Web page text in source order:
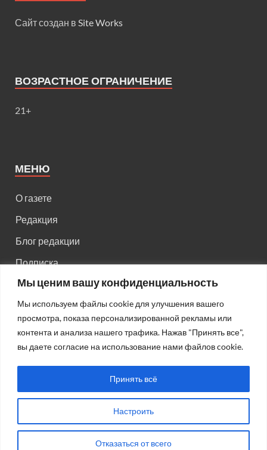
Мы ценим вашу конфиденциальность
Мы используем файлы cookie для улучшения вашего
просмотра, показа персонализированной рекламы или
контента и анализа нашего трафика. Нажав "Принять все",
вы даете согласие на использование нами файлов cookie.
Настроить
Отказаться от всего
Принять всё
Сайт создан в Site Works
ВОЗРАСТНОЕ ОГРАНИЧЕНИЕ
21+
МЕНЮ
О газете
Редакция
Блог редакции
Подписка
Правила поведения на сайте
Реклама
Старый сайт
Старый HTML сайт
Авторсие права: © 2026Газета "Советская Россия".